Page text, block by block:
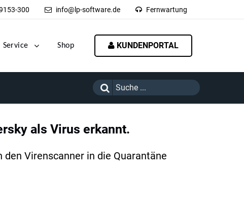
300 info@lp-software.de Fernwartung
Service Shop KUNDENPORTAL
als Virus erkannt.
Virenscanner in die Quarantäne